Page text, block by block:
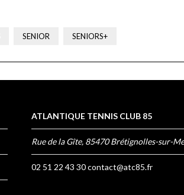
SENIOR SENIORS+
ATLANTIQUE TENNIS CLUB 85
Rue de la Gîte, 85470 Brétignolles-sur-
02 51 22 43 30contact@atc85.fr